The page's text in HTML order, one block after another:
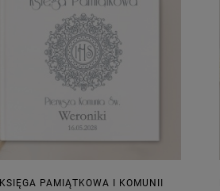
KSIĘGA PAMIĄTKOWA I KOMUNII